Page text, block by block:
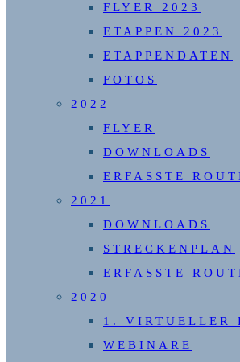
FLYER 2023
ETAPPEN 2023
ETAPPENDATEN
FOTOS
2022
FLYER
DOWNLOADS
ERFASSTE
2021
DOWNLOADS
STRECKENPLAN
ERFASSTE
2020
1. VIRTUELLER
WEBINARE